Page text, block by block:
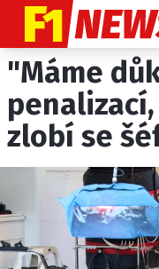
"Máme
zlobí se